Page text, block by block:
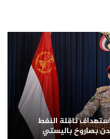
ناقلة النفط